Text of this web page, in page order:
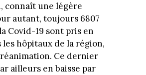
connaît une légère
autant, toujours 6807
Covid-19 sont pris en
les hôpitaux de la région,
Ce dernier
ailleurs en baisse par